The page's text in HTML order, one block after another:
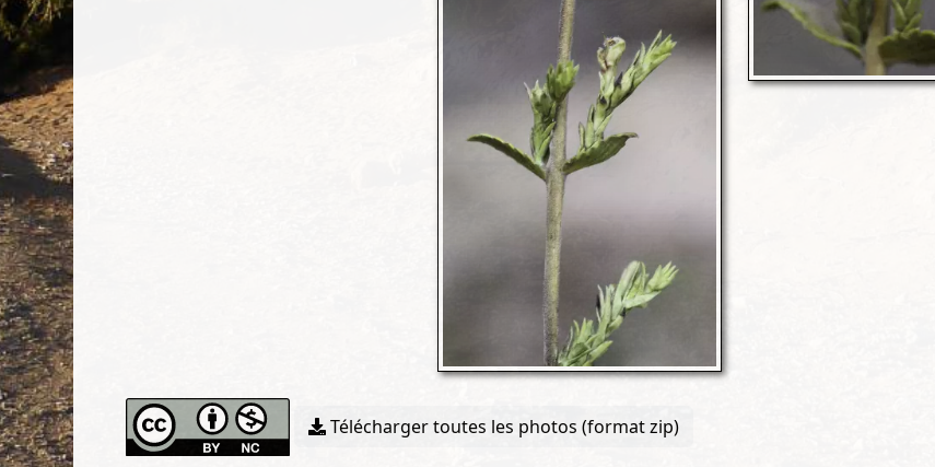
Télécharger toutes les photos (format zip)